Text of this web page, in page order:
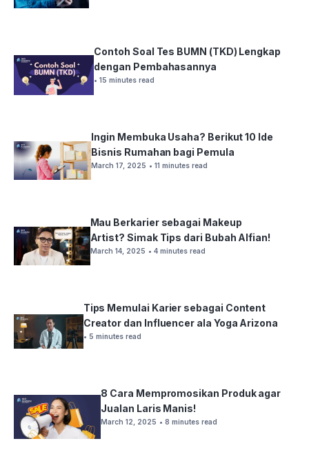
Contoh Soal Tes BUMN (TKD) Lengkap
dengan Pembahasannya
• 15 minutes read
Ingin Membuka Usaha? Berikut 10 Ide
Bisnis Rumahan bagi Pemula
March 17, 2025 • 11 minutes read
Mau Berkarier sebagai Makeup
Artist? Simak Tips dari Bubah Alfian!
March 14, 2025 • 4 minutes read
Tips Memulai Karier sebagai Content
Creator dan Influencer ala Yoga Arizona
• 5 minutes read
8 Cara Mempromosikan Produk agar
Jualan Laris Manis!
March 12, 2025 • 8 minutes read